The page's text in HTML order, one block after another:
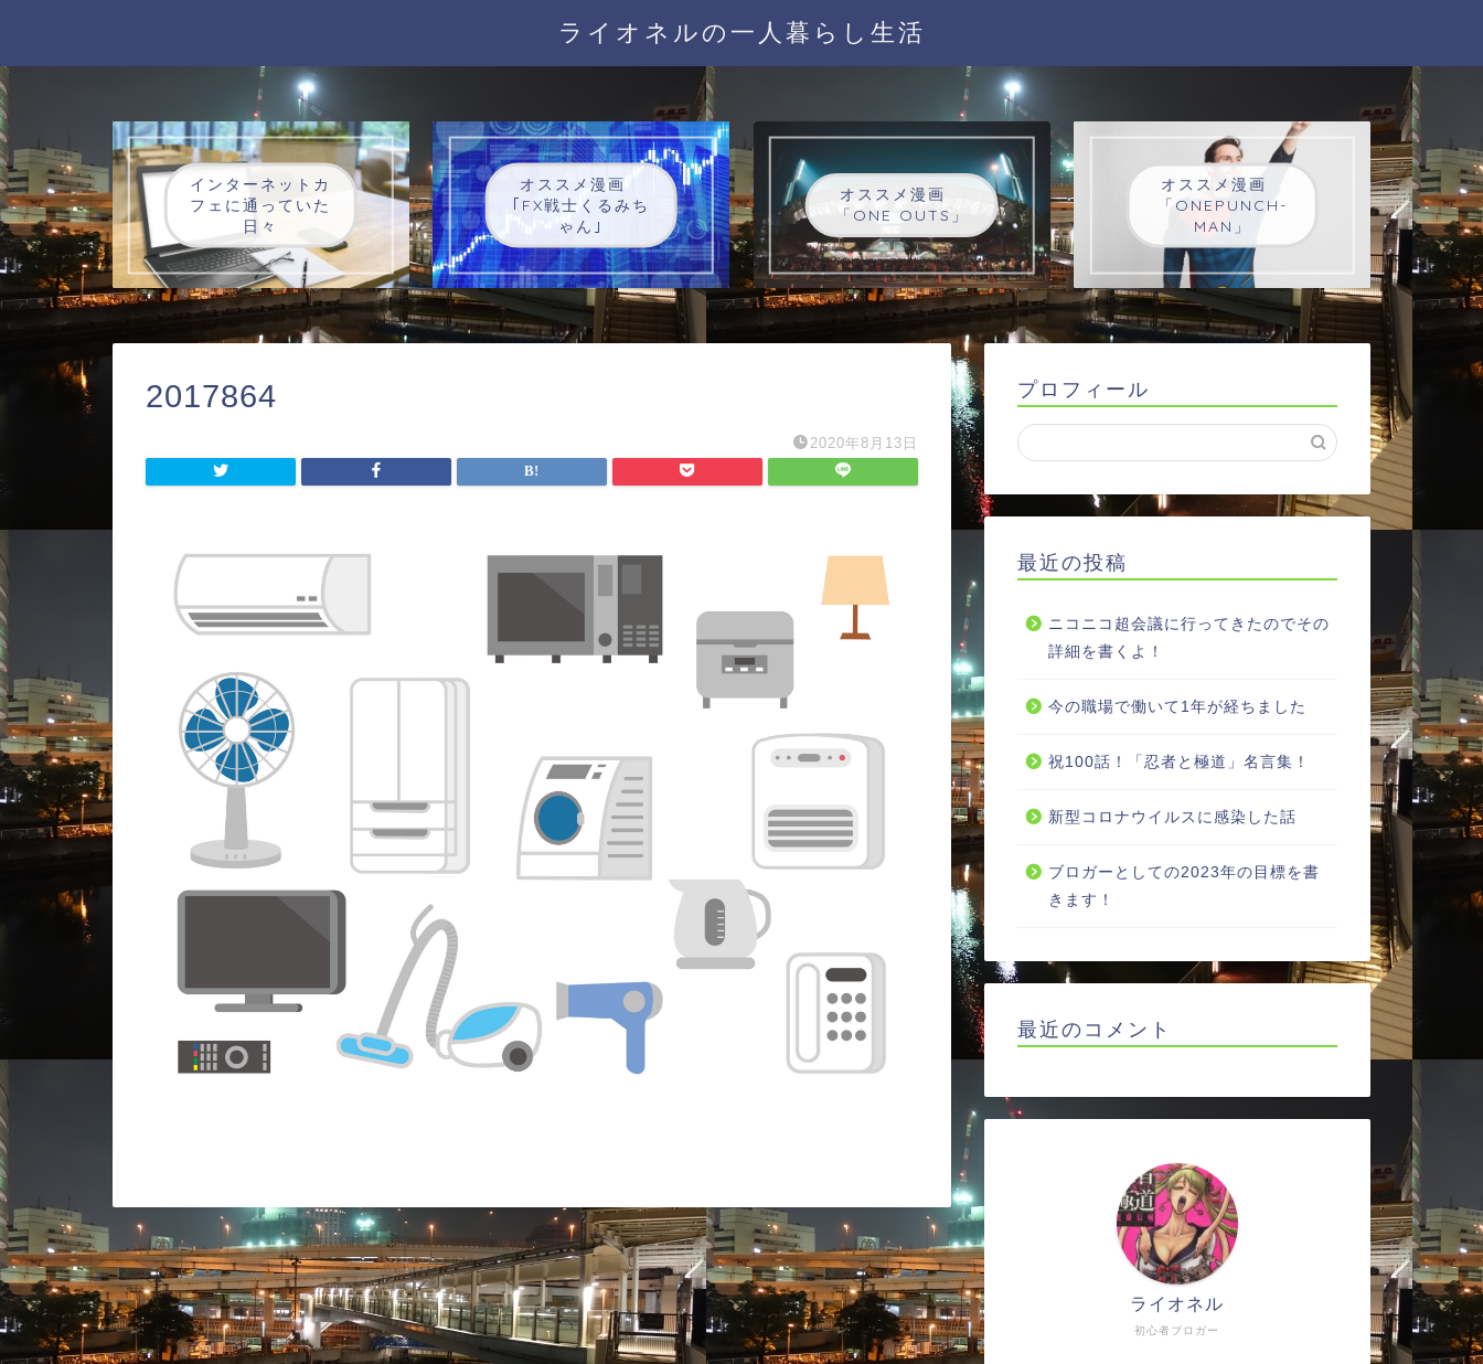
ライオネルの一人暮らし生活
インターネットカ
フェに通っていた
日々
オススメ漫画
｢FX戦士くるみち
ゃん｣
オススメ漫画
「ONE OUTS」
オススメ漫画
「ONEPUNCH-
MAN」
2017864
2020年8月13日
プロフィール
最近の投稿
ニコニコ超会議に行ってきたのでその
詳細を書くよ！
今の職場で働いて1年が経ちました
祝100話！「忍者と極道」名言集！
新型コロナウイルスに感染した話
ブロガーとしての2023年の目標を書
きます！
最近のコメント
初心者ブロガー
ライオネル